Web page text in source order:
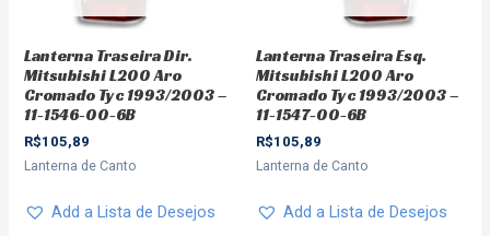
Lanterna Traseira Dir.
Mitsubishi L200 Aro
Cromado Tyc 1993/2003 –
11-1546-00-6B
R$105,89
Lanterna de Canto
Add a Lista de Desejos
Lanterna Traseira Esq.
Mitsubishi L200 Aro
Cromado Tyc 1993/2003 –
11-1547-00-6B
R$105,89
Lanterna de Canto
Add a Lista de Desejos